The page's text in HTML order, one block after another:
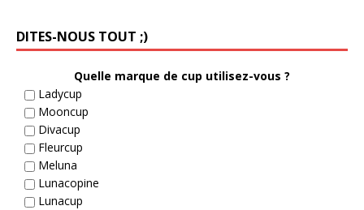
DITES-NOUS TOUT ;)
Quelle marque de cup utilisez-vous ?
Ladycup
Mooncup
Divacup
Fleurcup
Meluna
Lunacopine
Lunacup